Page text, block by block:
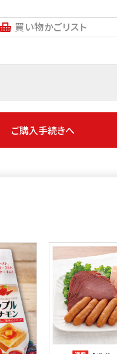
買い物かごリスト
ご購入手続きへ